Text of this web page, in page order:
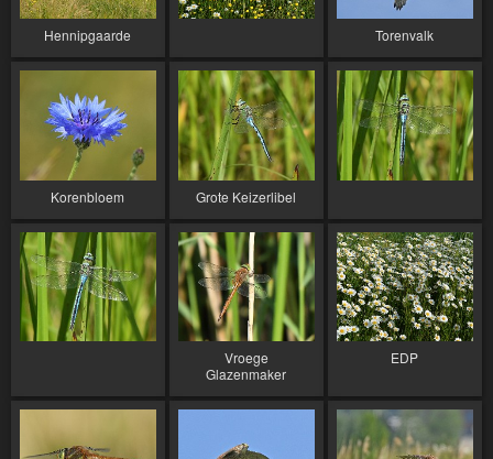
Hennipgaarde Torenvalk
Korenbloem Grote Keizerlibel
Vroege
Glazenmaker
EDP